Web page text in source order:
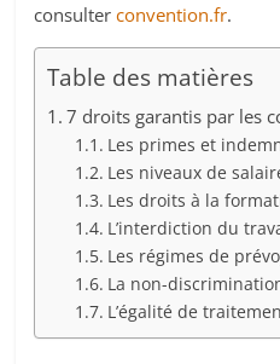
consulterconvention.fr.
Table des matières
7 droits garantis par les
Les primes et
Les niveaux de
Les droits à la
L’interdiction du
Les régimes de
La non-
L’égalité de